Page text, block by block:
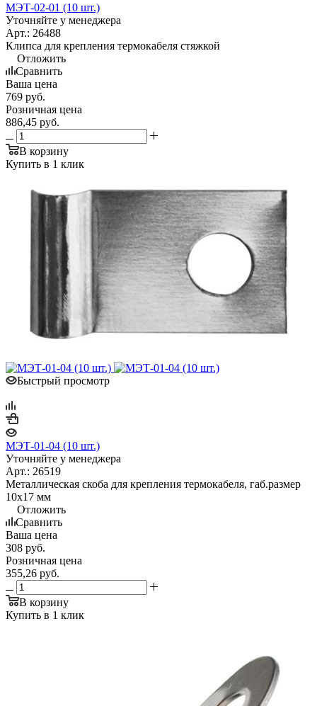
МЭТ-02-01 (10 шт.)
Уточняйте у менеджера
Арт.: 26488
Клипса для крепления термокабеля стяжкой
Отложить
Сравнить
Ваша цена
769 руб.
Розничная цена
886,45 руб.
В корзину
Купить в 1 клик
Быстрый просмотр
МЭТ-01-04 (10 шт.)
Уточняйте у менеджера
Арт.: 26519
Металлическая скоба для крепления термокабеля, габ.размер
10х17 мм
Отложить
Сравнить
Ваша цена
308 руб.
Розничная цена
355,26 руб.
В корзину
Купить в 1 клик